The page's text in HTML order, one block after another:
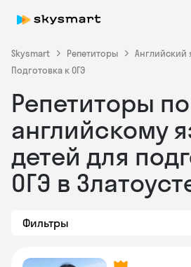
Skysmart Репетиторы Английский
Подготовка к ОГЭ
Репетиторы по
английскому
детей для
ОГЭ в
Фильтры
Skysmart Chat